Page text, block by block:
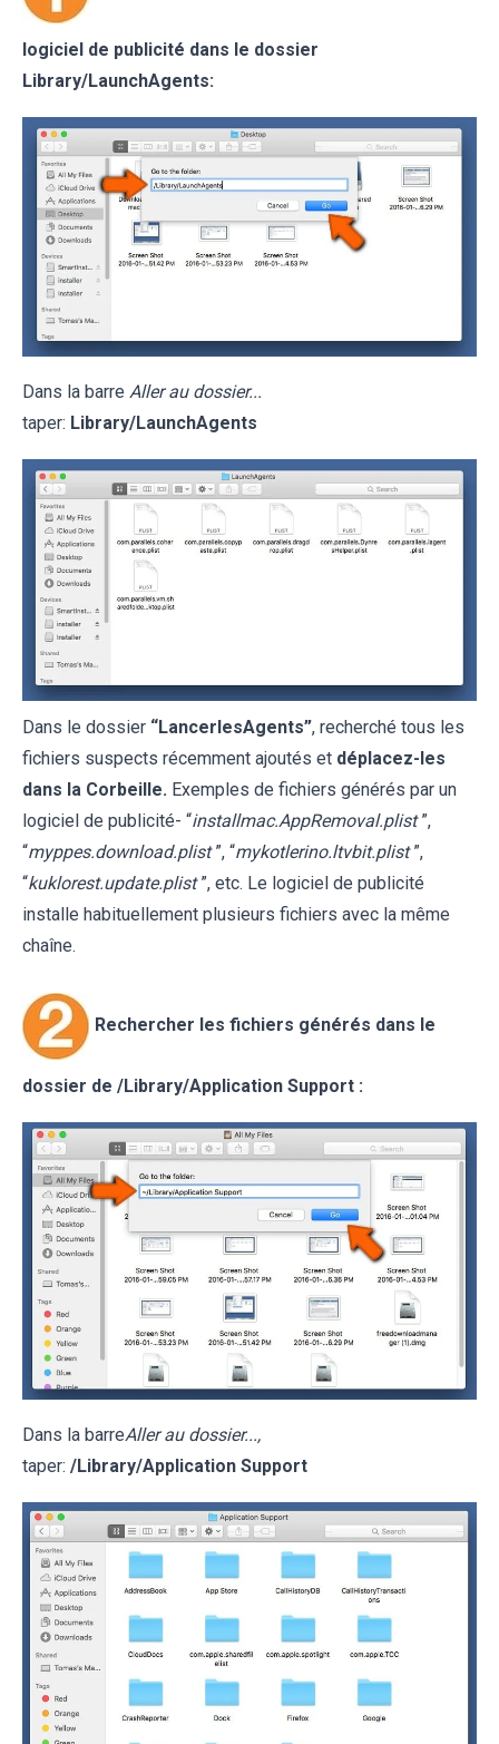
logiciel de publicité dans le dossier
Library/LaunchAgents:
Dans la barre Aller au dossier...
taper: Library/LaunchAgents
Dans le dossier “LancerlesAgents”, recherché tous les
fichiers suspects récemment ajoutés et déplacez-les
dans la Corbeille. Exemples de fichiers générés par un
logiciel de publicité- “installmac.AppRemoval.plist ”,
“myppes.download.plist ”, “mykotlerino.ltvbit.plist ”,
“kuklorest.update.plist ”, etc. Le logiciel de publicité
installe habituellement plusieurs fichiers avec la même
chaîne.
Rechercher les fichiers générés dans le
dossier de /Library/Application Support :
Dans la barreAller au dossier...,
taper: /Library/Application Support